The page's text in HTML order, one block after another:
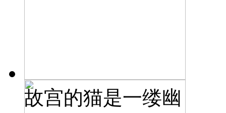
故宫的猫是一缕幽